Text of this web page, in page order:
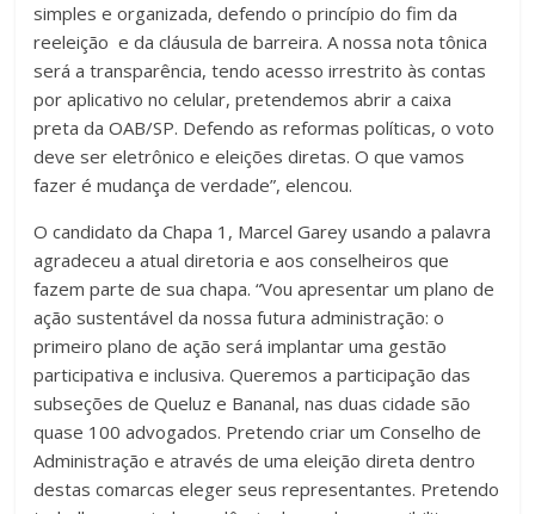
simples e organizada, defendo o princípio do fim da
reeleição e da cláusula de barreira. A nossa nota tônica
será a transparência, tendo acesso irrestrito às contas
por aplicativo no celular, pretendemos abrir a caixa
preta da OAB/SP. Defendo as reformas políticas, o voto
deve ser eletrônico e eleições diretas. O que vamos
fazer é mudança de verdade”, elencou.
O candidato da Chapa 1, Marcel Garey usando a palavra
agradeceu a atual diretoria e aos conselheiros que
fazem parte de sua chapa. “Vou apresentar um plano de
ação sustentável da nossa futura administração: o
primeiro plano de ação será implantar uma gestão
participativa e inclusiva. Queremos a participação das
subseções de Queluz e Bananal, nas duas cidade são
quase 100 advogados. Pretendo criar um Conselho de
Administração e através de uma eleição direta dentro
destas comarcas eleger seus representantes. Pretendo